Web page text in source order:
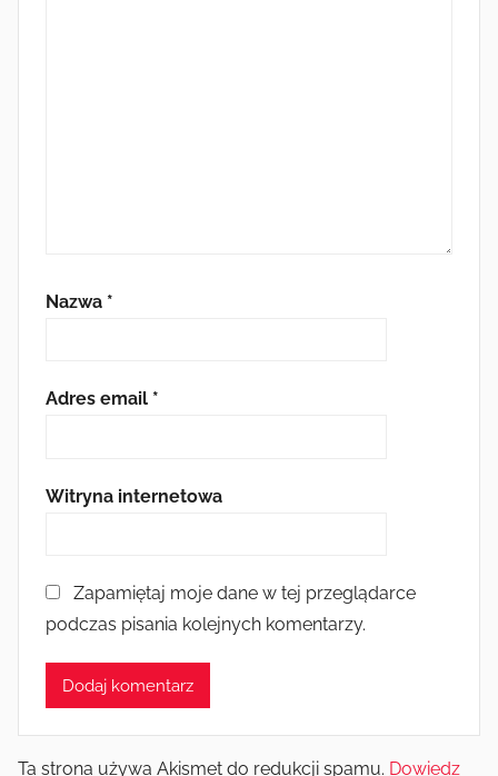
Nazwa *
Adres email *
Witryna internetowa
Zapamiętaj moje dane w tej przeglądarce
podczas pisania kolejnych komentarzy.
Ta strona używa Akismet do redukcji spamu. Dowiedz